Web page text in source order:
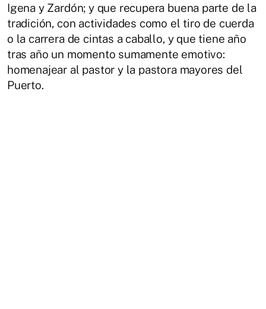
Igena y Zardón; y que recupera buena parte de la
tradición, con actividades como el tiro de cuerda
o la carrera de cintas a caballo, y que tiene año
tras año un momento sumamente emotivo:
homenajear al pastor y la pastora mayores del
Puerto.